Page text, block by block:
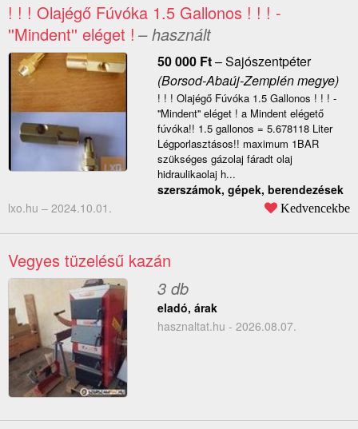
! ! ! Olajégő Fúvóka 1.5 Gallonos ! ! ! -
''Mindent'' eléget ! – használt
50 000 Ft–Sajószentpéter
(Borsod-Abaúj-Zemplén megye)
! ! ! Olajégő Fúvóka 1.5 Gallonos ! ! ! -
''Mindent'' eléget ! a Mindent elégető
fúvóka!! 1.5 gallonos = 5.678118 Liter
Légporlasztásos!! maximum 1BAR
szükséges gázolaj fáradt olaj
hidraulikaolaj h...
szerszámok, gépek, berendezések
lxo.hu – 2024.10.01. Kedvencekbe
Vegyes tüzelésű kazán
3 db
eladó, árak
hasznaltat.hu - 2026.08.07.